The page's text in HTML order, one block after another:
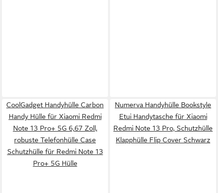
CoolGadget Handyhülle Carbon
Handy Hülle für Xiaomi Redmi
Note 13 Pro+ 5G 6,67 Zoll,
robuste Telefonhülle Case
Schutzhülle für Redmi Note 13
Pro+ 5G Hülle
Numerva Handyhülle Bookstyle
Etui Handytasche für Xiaomi
Redmi Note 13 Pro, Schutzhülle
Klapphülle Flip Cover Schwarz